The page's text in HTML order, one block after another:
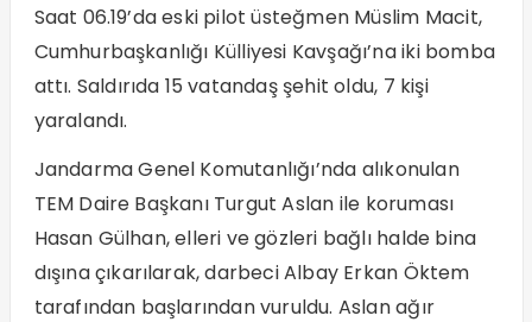
Saat 06.19’da eski pilot üsteğmen Müslim Macit,
Cumhurbaşkanlığı Külliyesi Kavşağı’na iki bomba
attı. Saldırıda 15 vatandaş şehit oldu, 7 kişi
yaralandı.
Jandarma Genel Komutanlığı’nda alıkonulan
TEM Daire Başkanı Turgut Aslan ile koruması
Hasan Gülhan, elleri ve gözleri bağlı halde bina
dışına çıkarılarak, darbeci Albay Erkan Öktem
tarafından başlarından vuruldu. Aslan ağır